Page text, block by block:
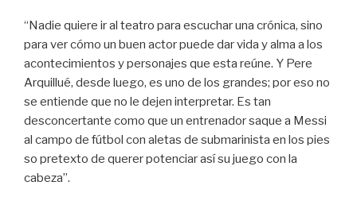
“Nadie quiere ir al teatro para escuchar una crónica, sino
para ver cómo un buen actor puede dar vida y alma a los
acontecimientos y personajes que esta reúne. Y Pere
Arquillué, desde luego, es uno de los grandes; por eso no
se entiende que no le dejen interpretar. Es tan
desconcertante como que un entrenador saque a Messi
al campo de fútbol con aletas de submarinista en los pies
so pretexto de querer potenciar así su juego con la
cabeza”.